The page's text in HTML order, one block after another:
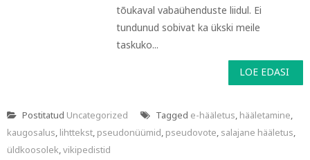
tõukaval vabaühenduste liidul. Ei
tundunud sobivat ka ükski meile
taskuko...
LOE EDASI
Postitatud Uncategorized Tagged e-hääletus, hääletamine,
kaugosalus, lihttekst, pseudonüümid, pseudovote, salajane hääletus,
üldkoosolek,vikipedistid